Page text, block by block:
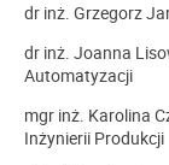
dr inż. Grzegorz
dr inż. Joanna
Automatyzacji
mgr inż. Karolina
Inżynierii Produkcji